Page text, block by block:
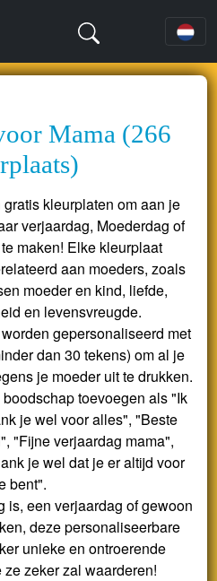
Mama (266
kleurplaten om aan je
verjaardag, Moederdag of
maken! Elke kleurplaat
aan moeders, zoals
moeder en kind, liefde,
en levensvreugde.
gepersonaliseerd met
dan 30 tekens) om al je
je moeder uit te drukken.
toevoegen als "Ik
je wel voor alles", "Beste
"Fijne verjaardag mama",
je wel dat je er altijd voor
bent".
is, een verjaardag of gewoon
deze personaliseerbare
unieke en ontroerende
zeker zal waarderen!